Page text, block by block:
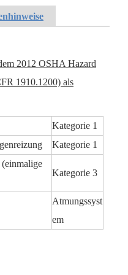
2012 OSHA Hazard
1910.1200) als
Kategorie 1
Kategorie 1
Kategorie 3
Atmungssyst
em